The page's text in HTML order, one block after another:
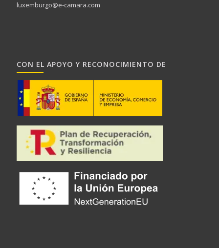
luxemburgo@e-camara.com
CON EL APOYO Y RECONOCIMIENTO DE